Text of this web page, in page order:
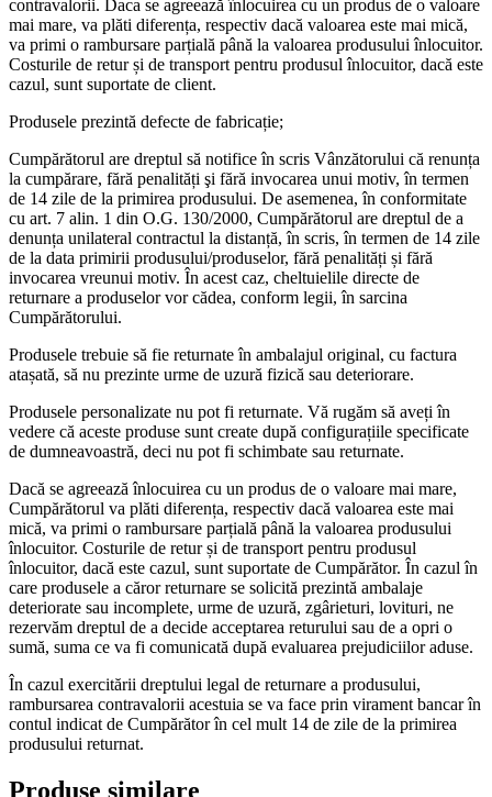
contravalorii. Daca se agreează înlocuirea cu un produs de o valoare
mai mare, va plăti diferența, respectiv dacă valoarea este mai mică,
va primi o rambursare parțială până la valoarea produsului înlocuitor.
Costurile de retur și de transport pentru produsul înlocuitor, dacă este
cazul, sunt suportate de client.
Produsele prezintă defecte de fabricație;
Cumpărătorul are dreptul să notifice în scris Vânzătorului că renunța
la cumpărare, fără penalități şi fără invocarea unui motiv, în termen
de 14 zile de la primirea produsului. De asemenea, în conformitate
cu art. 7 alin. 1 din O.G. 130/2000, Cumpărătorul are dreptul de a
denunța unilateral contractul la distanță, în scris, în termen de 14 zile
de la data primirii produsului/produselor, fără penalități și fără
invocarea vreunui motiv. În acest caz, cheltuielile directe de
returnare a produselor vor cădea, conform legii, în sarcina
Cumpărătorului.
Produsele trebuie să fie returnate în ambalajul original, cu factura
atașată, să nu prezinte urme de uzură fizică sau deteriorare.
Produsele personalizate nu pot fi returnate. Vă rugăm să aveți în
vedere că aceste produse sunt create după configurațiile specificate
de dumneavoastră, deci nu pot fi schimbate sau returnate.
Dacă se agreează înlocuirea cu un produs de o valoare mai mare,
Cumpărătorul va plăti diferența, respectiv dacă valoarea este mai
mică, va primi o rambursare parțială până la valoarea produsului
înlocuitor. Costurile de retur și de transport pentru produsul
înlocuitor, dacă este cazul, sunt suportate de Cumpărător. În cazul în
care produsele a căror returnare se solicită prezintă ambalaje
deteriorate sau incomplete, urme de uzură, zgârieturi, lovituri, ne
rezervăm dreptul de a decide acceptarea returului sau de a opri o
sumă, suma ce va fi comunicată după evaluarea prejudiciilor aduse.
În cazul exercitării dreptului legal de returnare a produsului,
rambursarea contravalorii acestuia se va face prin virament bancar în
contul indicat de Cumpărător în cel mult 14 de zile de la primirea
produsului returnat.
Produse similare